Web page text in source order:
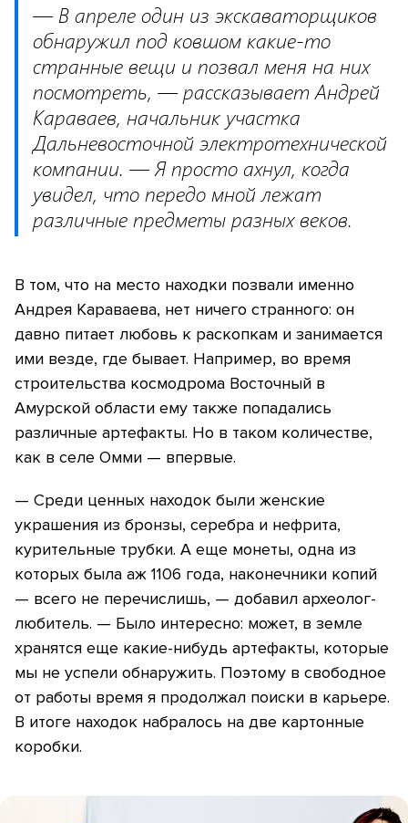
— В апреле один из экскаваторщиков
обнаружил под ковшом какие-то
странные вещи и позвал меня на них
посмотреть, — рассказывает Андрей
Караваев, начальник участка
Дальневосточной электротехнической
компании. — Я просто ахнул, когда
увидел, что передо мной лежат
различные предметы разных веков.
В том, что на место находки позвали именно
Андрея Караваева, нет ничего странного: он
давно питает любовь к раскопкам и занимается
ими везде, где бывает. Например, во время
строительства космодрома Восточный в
Амурской области ему также попадались
различные артефакты. Но в таком количестве,
как в селе Омми — впервые.
— Среди ценных находок были женские
украшения из бронзы, серебра и нефрита,
курительные трубки. А еще монеты, одна из
которых была аж 1106 года, наконечники копий
— всего не перечислишь, — добавил археолог-
любитель. — Было интересно: может, в земле
хранятся еще какие-нибудь артефакты, которые
мы не успели обнаружить. Поэтому в свободное
от работы время я продолжал поиски в карьере.
В итоге находок набралось на две картонные
коробки.